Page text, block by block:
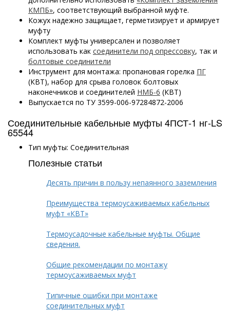
КМПБ», соответствующий выбранной муфте.
Кожух надежно защищает, герметизирует и армирует
муфту
Комплект муфты универсален и позволяет
использовать как соединители под опрессовку, так и
болтовые соединители
Инструмент для монтажа: пропановая горелка ПГ
(КВТ), набор для срыва головок болтовых
наконечников и соединителей НМБ-6 (КВТ)
Выпускается по ТУ 3599-006-97284872-2006
Соединительные кабельные муфты 4ПСТ-1 нг-LS
65544
Тип муфты: Соединительная
Полезные статьи
Десять причин в пользу непаянного заземления
Преимущества термоусаживаемых кабельных
муфт «КВТ»
Термоусадочные кабельные муфты. Общие
сведения.
Общие рекомендации по монтажу
термоусаживаемых муфт
Типичные ошибки при монтаже
соединительных муфт